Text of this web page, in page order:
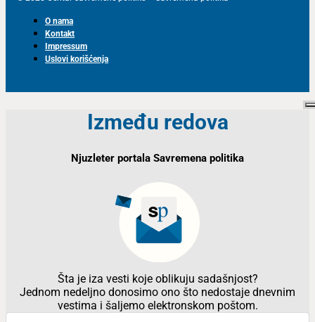
O nama
Kontakt
Impressum
Uslovi korišćenja
Između redova
Njuzleter portala Savremena politika
Šta je iza vesti koje oblikuju sadašnjost?
Jednom nedeljno donosimo ono što nedostaje dnevnim
vestima i šaljemo elektronskom poštom.